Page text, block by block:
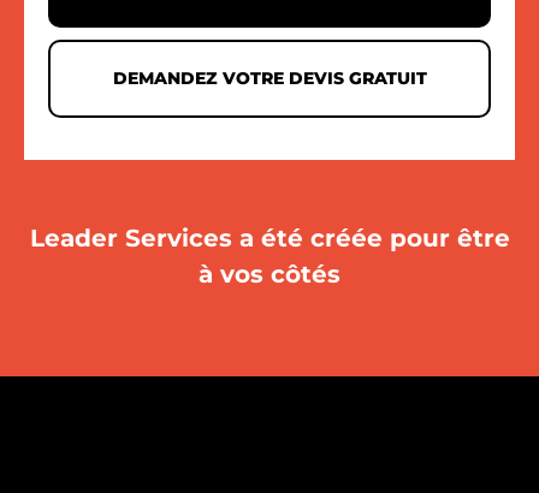
DEMANDEZ VOTRE DEVIS GRATUIT
Leader Services a été créée pour être
à vos côtés